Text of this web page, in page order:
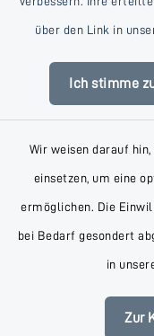
über den Link in
Ich stimme
Wir weisen darauf
einsetzen, um eine
ermöglichen. Die
bei Bedarf gesondert
in
Zur